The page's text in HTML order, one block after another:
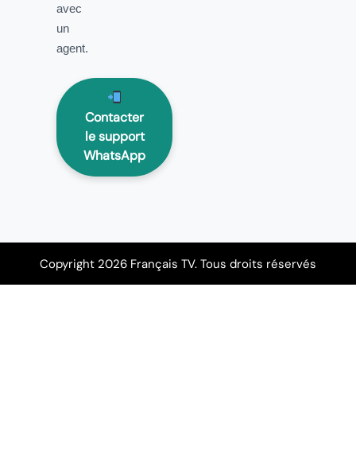
avec
un
agent.
Contacter
le support
WhatsApp
Copyright 2026 Français TV. Tous droits réservés